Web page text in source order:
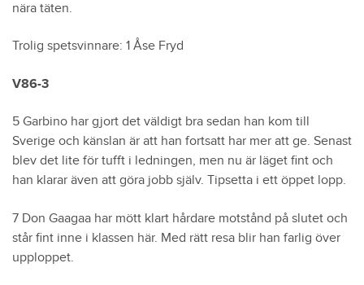
nära täten.
Trolig spetsvinnare: 1 Åse Fryd
V86-3
5 Garbino har gjort det väldigt bra sedan han kom till
Sverige och känslan är att han fortsatt har mer att ge. Senast
blev det lite för tufft i ledningen, men nu är läget fint och
han klarar även att göra jobb själv. Tipsetta i ett öppet lopp.
7 Don Gaagaa har mött klart hårdare motstånd på slutet och
står fint inne i klassen här. Med rätt resa blir han farlig över
upploppet.